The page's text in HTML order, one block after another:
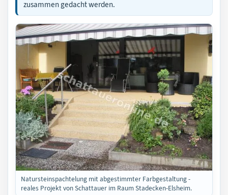
zusammen gedacht werden.
Natursteinspachtelung mit abgestimmter Farbgestaltung -
reales Projekt von Schattauer im Raum Stadecken-Elsheim.